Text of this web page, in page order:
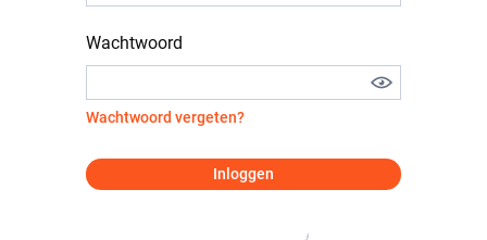
Wachtwoord
Wachtwoord vergeten?
Inloggen